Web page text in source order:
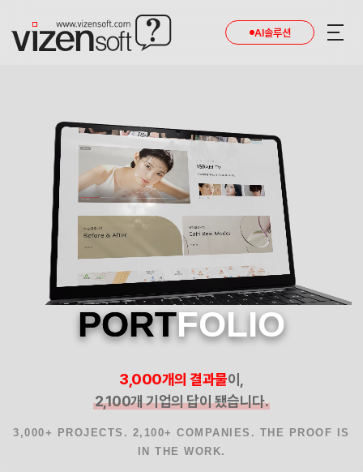
AI솔루션
PORTFOLIO
3,000개의 결과물이,
2,100개 기업의 답이 됐습니다.
3,000+ PROJECTS. 2,100+ COMPANIES. THE PROOF IS
IN THE WORK.